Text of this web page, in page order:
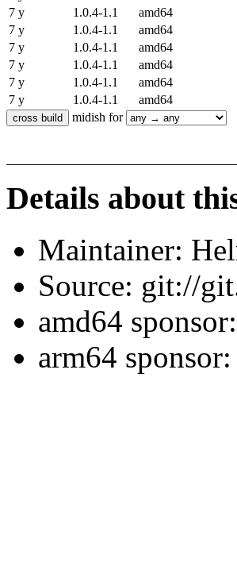
7 y
1.0.4-1.1 amd64
7 y
1.0.4-1.1 amd64
7 y
1.0.4-1.1 amd64
7 y
1.0.4-1.1 amd64
7 y
1.0.4-1.1 amd64
7 y
1.0.4-1.1 amd64
midish for
Details about
Maintainer:
Source: git://
amd64 sponsor:
arm64 sponsor: